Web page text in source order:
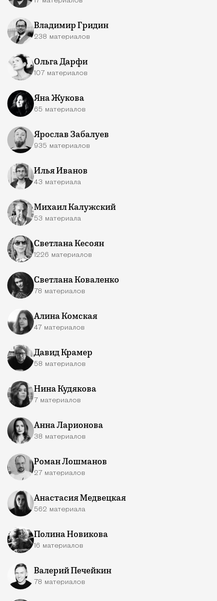
Владимир Гридин
238 материалов
Ольга Дарфи
107 материалов
Яна Жукова
65 материалов
Ярослав Забалуев
935 материалов
Илья Иванов
43 материала
Михаил Калужский
53 материала
Светлана Кесоян
1226 материалов
Светлана Коваленко
78 материалов
Алина Комская
47 материалов
Давид Крамер
58 материалов
Нина Кудякова
7 материалов
Анна Ларионова
38 материалов
Роман Лошманов
27 материалов
Анастасия Медвецкая
562 материала
Полина Новикова
16 материалов
Валерий Печейкин
78 материалов